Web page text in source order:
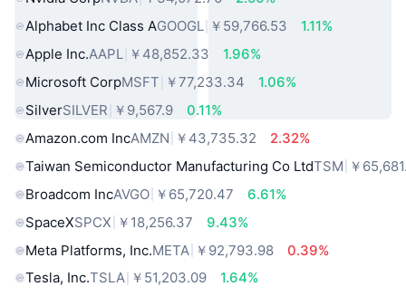
Alphabet Inc Class AGOOGL ￥59,766.53
1.11%
Apple Inc.AAPL ￥48,852.33
1.96%
Microsoft CorpMSFT ￥77,233.34
1.06%
SilverSILVER ￥9,567.9
0.11%
Amazon.com IncAMZN ￥43,735.32
2.32%
Taiwan Semiconductor Manufacturing Co LtdTSM ￥
Broadcom IncAVGO ￥65,720.47
6.61%
SpaceXSPCX ￥18,256.37
9.43%
Meta Platforms, Inc.META ￥92,793.98
0.39%
Tesla, Inc.TSLA ￥51,203.09
1.64%